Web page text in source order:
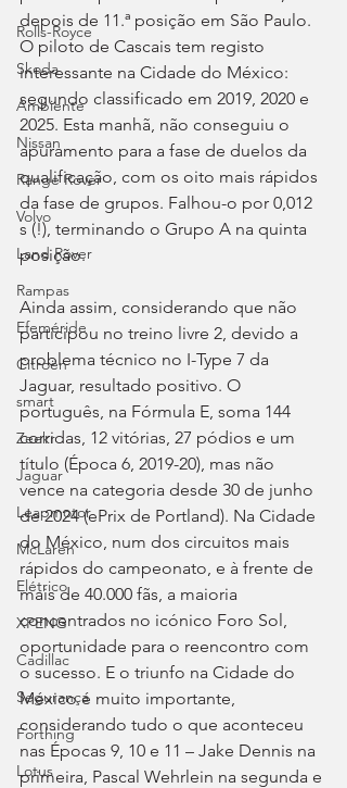
Rolls-Royce
Skoda
Ambiente
Nissan
Range Rover
Volvo
Land Rover
Rampas
Efeméride
Citroën
smart
Zeekr
Jaguar
Leapmotor
McLaren
Elétrico
XPENG
Cadillac
Segurança
Forthing
Lotus
depois de 11.ª posição em São Paulo.
O piloto de Cascais tem registo
interessante na Cidade do México:
segundo classificado em 2019, 2020 e
2025. Esta manhã, não conseguiu o
apuramento para a fase de duelos da
qualificação, com os oito mais rápidos
da fase de grupos. Falhou-o por 0,012
s (!), terminando o Grupo A na quinta
posição.
Ainda assim, considerando que não
participou no treino livre 2, devido a
problema técnico no I-Type 7 da
Jaguar, resultado positivo. O
português, na Fórmula E, soma 144
corridas, 12 vitórias, 27 pódios e um
título (Época 6, 2019-20), mas não
vence na categoria desde 30 de junho
de 2024 (ePrix de Portland). Na Cidade
do México, num dos circuitos mais
rápidos do campeonato, e à frente de
mais de 40.000 fãs, a maioria
concentrados no icónico Foro Sol,
oportunidade para o reencontro com
o sucesso. E o triunfo na Cidade do
México é muito importante,
considerando tudo o que aconteceu
nas Épocas 9, 10 e 11 – Jake Dennis na
primeira, Pascal Wehrlein na segunda e